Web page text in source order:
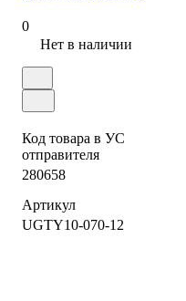
0
Нет в наличии
Код товара в УС
отправителя
280658
Артикул
UGTY10-070-12